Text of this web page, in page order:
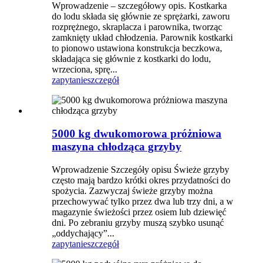
Wprowadzenie – szczegółowy opis. Kostkarka
do lodu składa się głównie ze sprężarki, zaworu
rozprężnego, skraplacza i parownika, tworząc
zamknięty układ chłodzenia. Parownik kostkarki
to pionowo ustawiona konstrukcja beczkowa,
składająca się głównie z kostkarki do lodu,
wrzeciona, sprę...
zapytanieszczegół
5000 kg dwukomorowa próżniowa
maszyna chłodząca grzyby
Wprowadzenie Szczegóły opisu Świeże grzyby
często mają bardzo krótki okres przydatności do
spożycia. Zazwyczaj świeże grzyby można
przechowywać tylko przez dwa lub trzy dni, a w
magazynie świeżości przez osiem lub dziewięć
dni. Po zebraniu grzyby muszą szybko usunąć
„oddychający”...
zapytanieszczegół